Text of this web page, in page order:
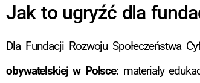
Jak to ugryźć dla
Dla Fundacji Rozwoju Społeczeństwa
obywatelskiej w Polsce: materiały